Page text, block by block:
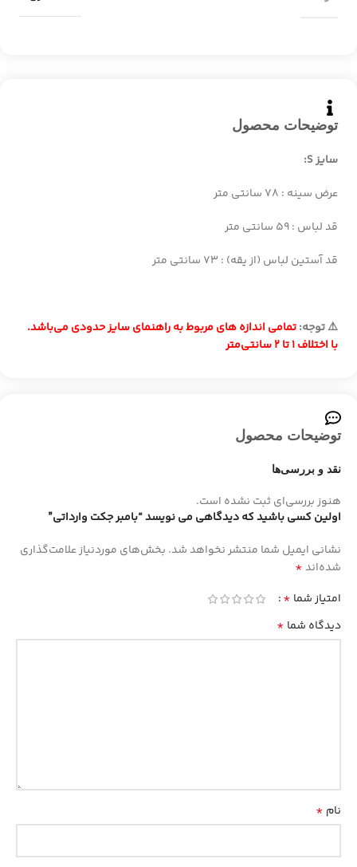
توضیحات محصول
سایز S:
عرض سینه : ۷۸ سانتی متر
قد لباس : ۵۹ سانتی متر
قد آستین لباس (از یقه) : ۷۳ سانتی متر
⚠️ توجه:تمامی اندازه های مربوط به راهنمای سایز حدودی می‌باشد.
با اختلاف ۱ تا ۲ سانتی‌متر
توضیحات محصول
نقد و بررسی‌ها
هنوز بررسی‌ای ثبت نشده است.
اولین کسی باشید که دیدگاهی می نویسد “بامبر جکت وارداتی”
نشانی ایمیل شما منتشر نخواهد شد. بخش‌های موردنیاز علامت‌گذاری
شده‌اند*
امتیاز شما *
دیدگاه شما *
نام *